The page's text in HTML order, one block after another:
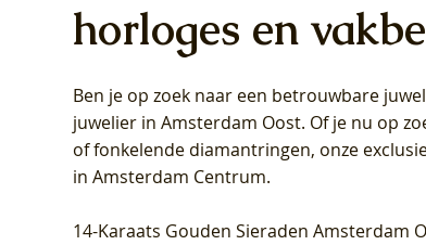
Blush Lab Diamonds Oorhangers
LG9006Y/S - Geelgoud (14k) met Lab
grown Diamant
Blush Lab Diamonds Collier LG3019Y
– Geelgoud (14k) met Lab grown
Diamant
Blush Lab Diamonds Ring LG1031Y -
Geelgoud (14k) met Lab grown
Diamant
horloges en
Ben je op zoek naar een betrouwbare
juwelier in Amsterdam Oost. Of je nu op
of fonkelende diamantringen, onze
in Amsterdam Centrum.
14-Karaats Gouden Sieraden Amsterdam